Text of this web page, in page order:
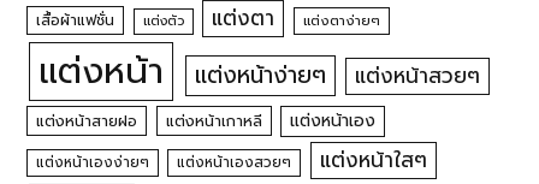
เสื้อผ้าแฟชั่น แต่งตัว แต่งตา แต่งตาง่ายๆ
แต่งหน้า แต่งหน้าง่ายๆ แต่งหน้าสวยๆ
แต่งหน้าสายฝอ แต่งหน้าเกาหลี แต่งหน้าเอง
แต่งหน้าเองง่ายๆ แต่งหน้าเองสวยๆ แต่งหน้าใสๆ